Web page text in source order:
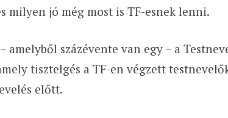
milyen jó még most is TF-esnek lenni.
amelyből százévente van egy – a
tisztelgés a TF-en végzett
előtt.